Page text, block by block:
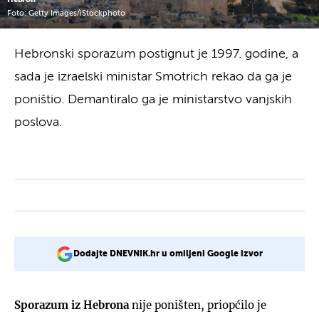
Foto: Getty Images/iStockphoto
Hebronski sporazum postignut je 1997. godine, a
sada je izraelski ministar Smotrich rekao da ga je
poništio. Demantiralo ga je ministarstvo vanjskih
poslova.
Dodajte DNEVNIK.hr u omiljeni Google izvor
Sporazum iz Hebrona nije poništen, priopćilo je